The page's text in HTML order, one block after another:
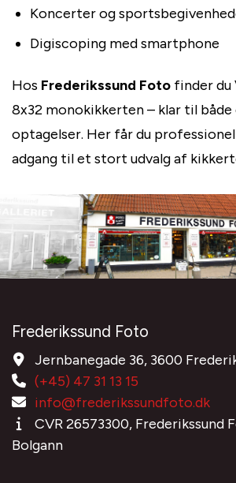
Koncerter og
Digiscoping med smartphone
Hos Frederikssund Foto finder du
8x32 monokikkerten – klar til både
optagelser. Her får du
adgang til et stort udvalg af
Frederikssund Foto
Jernbanegade 36, 3600
(+45) 47 31 13 15
info@frederikssundfoto.dk
CVR 26573300, Frederikssund
Bolgann